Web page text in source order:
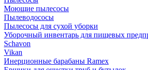
Моющие пылесосы
Пылеводососы
Пылесосы для сухой уборки
Уборочный инвентарь для пищевых
Schavon
Vikan
Инерционные барабаны Ramex